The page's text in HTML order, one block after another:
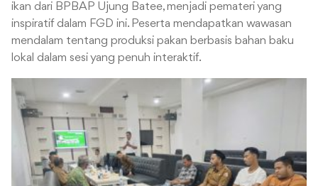
ikan dari BPBAP Ujung Batee, menjadi pemateri yang
inspiratif dalam FGD ini. Peserta mendapatkan wawasan
mendalam tentang produksi pakan berbasis bahan baku
lokal dalam sesi yang penuh interaktif.